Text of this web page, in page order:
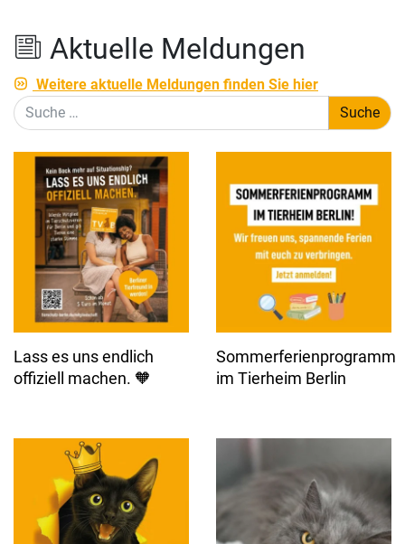
Aktuelle Meldungen
Weitere aktuelle Meldungen finden Sie hier
Lass es uns endlich
offiziell machen. 🧡
Sommerferienprogramm
im Tierheim Berlin